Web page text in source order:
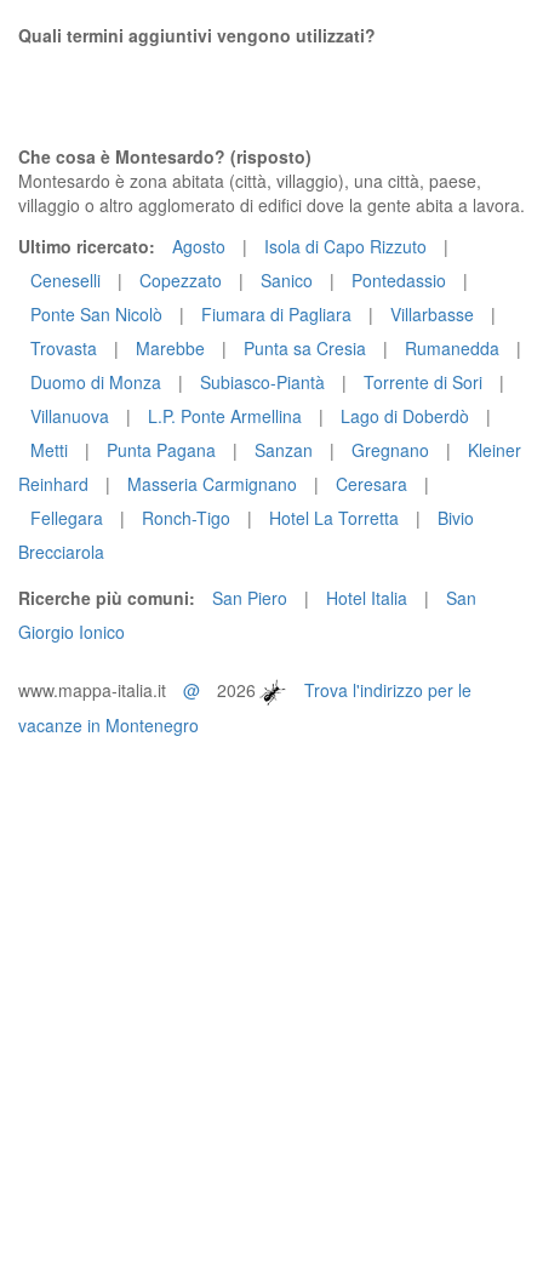
Quali termini aggiuntivi vengono utilizzati?
Che cosa è Montesardo? (risposto)
Montesardo è zona abitata (città, villaggio), una città, paese,
villaggio o altro agglomerato di edifici dove la gente abita a lavora.
Ultimo ricercato:
Agosto | Isola di Capo Rizzuto
|
Ceneselli
| Copezzato | Sanico | Pontedassio
|
Ponte San Nicolò
| Fiumara di Pagliara | Villarbasse
|
Trovasta
| Marebbe | Punta sa Cresia | Rumanedda
|
Duomo di Monza
| Subiasco-Piantà | Torrente di Sori
|
Villanuova
| L.P. Ponte Armellina | Lago di Doberdò
|
Metti
| Punta Pagana | Sanzan | Gregnano |
Kleiner
Reinhard
| Masseria Carmignano | Ceresara
|
Fellegara
| Ronch-Tigo | Hotel La Torretta |
Bivio
Brecciarola
Ricerche più comuni:
San Piero | Hotel Italia |
San
Giorgio Ionico
www.mappa-italia.it @ 2026
Trova l'indirizzo per le
vacanze in Montenegro